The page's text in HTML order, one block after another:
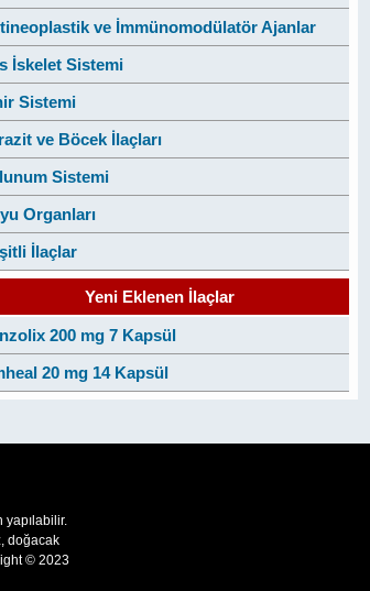
ve İmmünomodülatör Ajanlar
İskelet Sistemi
Sistemi
ve Böcek İlaçları
Sistemi
Organları
İlaçlar
Yeni Eklenen İlaçlar
200 mg 7 Kapsül
20 mg 14 Kapsül
yapılabilir.
doğacak
© 2023